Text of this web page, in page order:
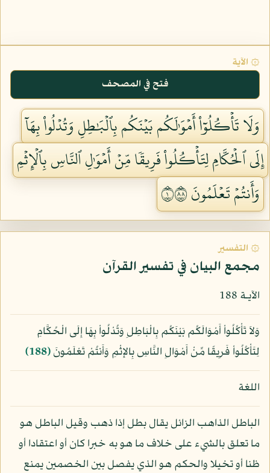
۞ الآية
فتح في المصحف
وَلَا تَأۡكُلُوٓاْ أَمۡوَٰلَكُم بَيۡنَكُم بِٱلۡبَٰطِلِ وَتُدۡلُواْ بِهَآ
إِلَى ٱلۡحُكَّامِ لِتَأۡكُلُواْ فَرِيقٗا مِّنۡ أَمۡوَٰلِ ٱلنَّاسِ بِٱلۡإِثۡمِ
وَأَنتُمۡ تَعۡلَمُونَ ١٨٨
۞ التفسير
مجمع البيان في تفسير القرآن
الآيـة 188
وَلاَ تَأْكُلُواْ أَمْوَالَكُم بَيْنَكُم بِالْبَاطِلِ وَتُدْلُواْ بِهَا إِلَى الْحُكَّامِ
لِتَأْكُلُواْ فَرِيقًا مِّنْ أَمْوَالِ النَّاسِ بِالإِثْمِ وَأَنتُمْ تَعْلَمُونَ﴿188﴾
اللغة
الباطل الذاهب الزائل يقال بطل إذا ذهب وقيل الباطل هو
ما تعلق بالشيء على خلاف ما هو به خبرا كان أو اعتقادا أو
ظنا أو تخيلا والحكم هو الذي يفصل بين الخصمين يمنع